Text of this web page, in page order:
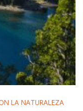
LA NATURALEZA